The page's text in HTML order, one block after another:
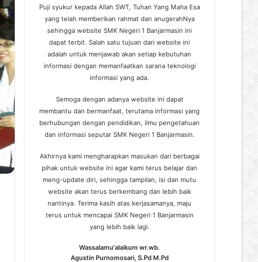
Puji syukur kepada Allah SWT, Tuhan Yang Maha Esa
yang telah memberikan rahmat dan anugerahNya
sehingga website SMK Negeri 1 Banjarmasin ini
dapat terbit. Salah satu tujuan dari website ini
adalah untuk menjawab akan setiap kebutuhan
informasi dengan memanfaatkan sarana teknologi
informasi yang ada.
Semoga dengan adanya website ini dapat
membantu dan bermanfaat, terutama informasi yang
berhubungan dengan pendidikan, ilmu pengetahuan
dan informasi seputar SMK Negeri 1 Banjarmasin.
Akhirnya kami mengharapkan masukan dari berbagai
pihak untuk website ini agar kami terus belajar dan
meng-update diri, sehingga tampilan, isi dan mutu
website akan terus berkembang dan lebih baik
nantinya. Terima kasih atas kerjasamanya, maju
terus untuk mencapai SMK Negeri 1 Banjarmasin
yang lebih baik lagi.
Wassalamu'alaikum wr.wb.
Agustin Purnomosari, S.Pd M.Pd